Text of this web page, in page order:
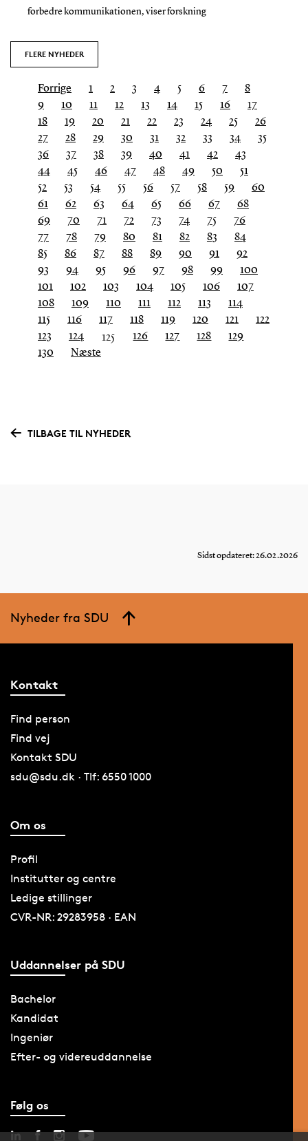
forbedre kommunikationen, viser forskning
FLERE NYHEDER
Forrige 1 2 3 4 5 6 7
8
9
10 11 12 13 14 15 16
17
18
19 20 21 22 23 24 25
26
27
28 29 30 31 32 33 34
35
36
37 38 39 40 41 42
43
44
45 46 47 48 49 50
51
52
53 54 55 56 57 58 59
60
61
62 63 64 65 66 67
68
69
70 71 72 73 74 75
76
77
78 79 80 81 82 83
84
85
86 87 88 89 90 91
92
93
94 95 96 97 98 99
100
101
102 103 104 105 106
107
108
109 110 111 112 113
114
115
116 117 118 119 120 121
122
123
124
Du
125 126 127 128
129
130
Næste
TILBAGE TIL NYHEDER
Sidst opdateret: 26.02.2026
Nyheder fra SDU
Kontakt
Find person
Find vej
Kontakt SDU
sdu@sdu.dk · Tlf: 6550 1000
Om os
Profil
Institutter og centre
Ledige stillinger
CVR-NR: 29283958 · EAN
Uddannelser på SDU
Bachelor
Kandidat
Ingeniør
Efter- og videreuddannelse
Følg os